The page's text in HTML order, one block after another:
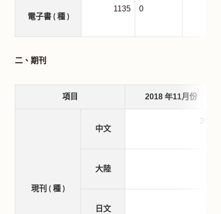
電子書 ( 種 )
1135 0
二、期刊
項目 2018 年11月份
現刊 ( 種 )
中文
360
大陸
日文